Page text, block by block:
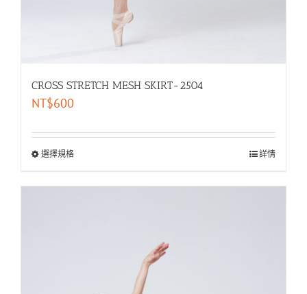
CROSS STRETCH MESH SKIRT-2504
NT$600
選擇規格 詳情